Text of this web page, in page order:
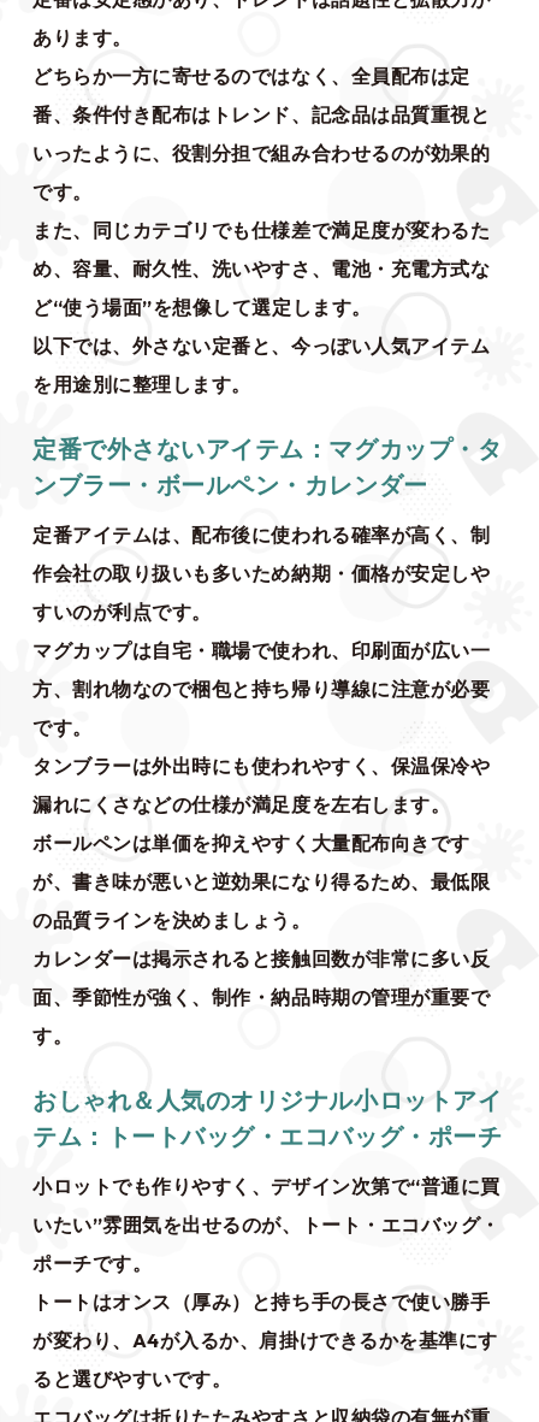
あります。
どちらか一方に寄せるのではなく、全員配布は定
番、条件付き配布はトレンド、記念品は品質重視と
いったように、役割分担で組み合わせるのが効果的
です。
また、同じカテゴリでも仕様差で満足度が変わるた
め、容量、耐久性、洗いやすさ、電池・充電方式な
ど“使う場面”を想像して選定します。
以下では、外さない定番と、今っぽい人気アイテム
を用途別に整理します。
定番で外さないアイテム：マグカップ・タ
ンブラー・ボールペン・カレンダー
定番アイテムは、配布後に使われる確率が高く、制
作会社の取り扱いも多いため納期・価格が安定しや
すいのが利点です。
マグカップは自宅・職場で使われ、印刷面が広い一
方、割れ物なので梱包と持ち帰り導線に注意が必要
です。
タンブラーは外出時にも使われやすく、保温保冷や
漏れにくさなどの仕様が満足度を左右します。
ボールペンは単価を抑えやすく大量配布向きです
が、書き味が悪いと逆効果になり得るため、最低限
の品質ラインを決めましょう。
カレンダーは掲示されると接触回数が非常に多い反
面、季節性が強く、制作・納品時期の管理が重要で
す。
おしゃれ＆人気のオリジナル小ロットアイ
テム：トートバッグ・エコバッグ・ポーチ
小ロットでも作りやすく、デザイン次第で“普通に買
いたい”雰囲気を出せるのが、トート・エコバッグ・
ポーチです。
トートはオンス（厚み）と持ち手の長さで使い勝手
が変わり、A4が入るか、肩掛けできるかを基準にす
ると選びやすいです。
エコバッグは折りたたみやすさと収納袋の有無が重